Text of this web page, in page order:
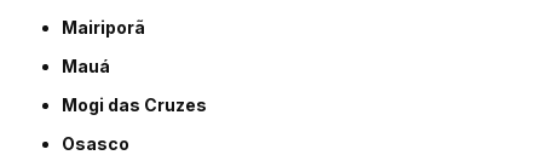
Mairiporã
Mauá
Mogi das Cruzes
Osasco